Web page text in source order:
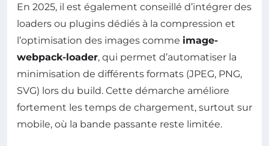
En 2025, il est également conseillé d’intégrer des
loaders ou plugins dédiés à la compression et
l’optimisation des images comme image-
webpack-loader, qui permet d’automatiser la
minimisation de différents formats (JPEG, PNG,
SVG) lors du build. Cette démarche améliore
fortement les temps de chargement, surtout sur
mobile, où la bande passante reste limitée.